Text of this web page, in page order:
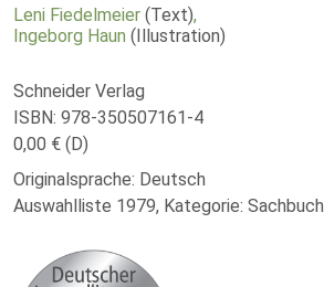
Leni Fiedelmeier (Text),
Ingeborg Haun (Illustration)
Schneider Verlag
ISBN: 978-350507161-4
0,00 € (D)
Originalsprache: Deutsch
Auswahlliste 1979, Kategorie: Sachbuch